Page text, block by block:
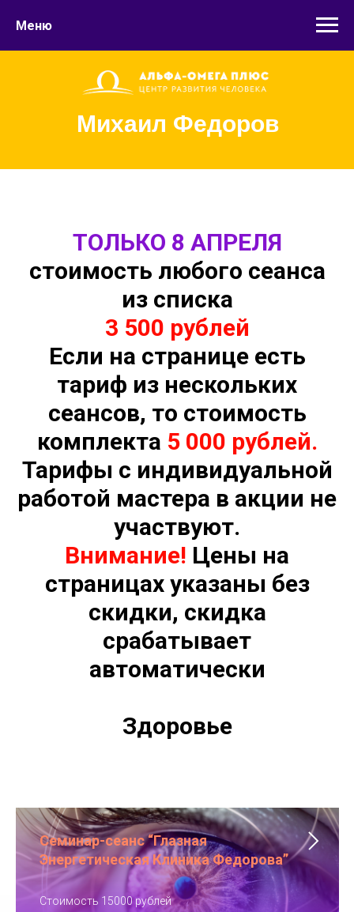
Меню
Михаил Федоров
ТОЛЬКО 8 АПРЕЛЯ
стоимость любого сеанса
из списка
3 500 рублей
Если на странице есть
тариф из нескольких
сеансов, то стоимость
комплекта 5 000 рублей.
Тарифы с индивидуальной
работой мастера в акции не
участвуют.
Внимание! Цены на
страницах указаны без
скидки, скидка
срабатывает
автоматически
Здоровье
Семинар-сеанс “Глазная
Энергетическая Клиника Федорова”
Стоимость 15000 рублей